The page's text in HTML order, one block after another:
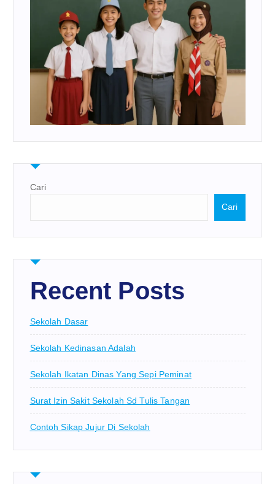
Cari
Cari
Recent Posts
Sekolah Dasar
Sekolah Kedinasan Adalah
Sekolah Ikatan Dinas Yang Sepi Peminat
Surat Izin Sakit Sekolah Sd Tulis Tangan
Contoh Sikap Jujur Di Sekolah